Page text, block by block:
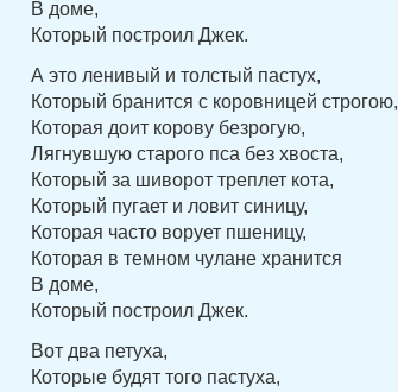
В доме,
Который построил Джек.
А это ленивый и толстый пастух,
Который бранится с коровницей строгою,
Которая доит корову безрогую,
Лягнувшую старого пса без хвоста,
Который за шиворот треплет кота,
Который пугает и ловит синицу,
Которая часто ворует пшеницу,
Которая в темном чулане хранится
В доме,
Который построил Джек.
Вот два петуха,
Которые будят того пастуха,